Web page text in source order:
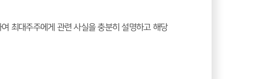
최대주주에게 관련 사실을 충분히 설명하고 해당